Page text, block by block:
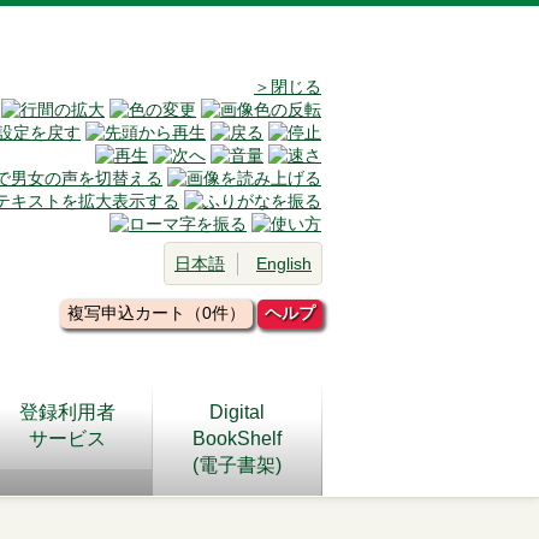
＞閉じる
日本語 English
複写申込カート（0件） ヘルプ
登録利用者
サービス
Digital
BookShelf
(電子書架)